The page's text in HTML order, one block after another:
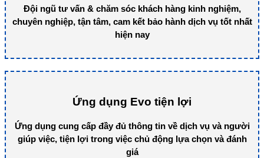
Đội ngũ tư vấn & chăm sóc khách hàng kinh nghiệm,
chuyên nghiệp, tận tâm, cam kết bảo hành dịch vụ tốt nhất
hiện nay
Ứng dụng Evo tiện lợi
Ứng dụng cung cấp đầy đủ thông tin về dịch vụ và người
giúp việc, tiện lợi trong việc chủ động lựa chọn và đánh
giá